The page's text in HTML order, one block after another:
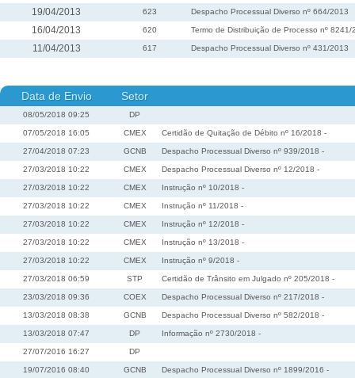
19/04/2013 623 Despacho Processual Diverso nº 664/2013
16/04/2013 620 Termo de Distribuição de Processo nº 8241/
11/04/2013 617 Despacho Processual Diverso nº 431/2013
Data de Envio Setor
08/05/2018 09:25 DP
07/05/2018 16:05 CMEX Certidão de Quitação de Débito nº 16/2018 -
27/04/2018 07:23 GCNB Despacho Processual Diverso nº 939/2018 -
27/03/2018 10:22 CMEX Despacho Processual Diverso nº 12/2018 -
27/03/2018 10:22 CMEX Instrução nº 10/2018 -
27/03/2018 10:22 CMEX Instrução nº 11/2018 -
27/03/2018 10:22 CMEX Instrução nº 12/2018 -
27/03/2018 10:22 CMEX Instrução nº 13/2018 -
27/03/2018 10:22 CMEX Instrução nº 9/2018 -
27/03/2018 06:59 STP Certidão de Trânsito em Julgado nº 205/2018 -
23/03/2018 09:36 COEX Despacho Processual Diverso nº 217/2018 -
13/03/2018 08:38 GCNB Despacho Processual Diverso nº 582/2018 -
13/03/2018 07:47 DP Informação nº 2730/2018 -
27/07/2016 16:27 DP
19/07/2016 08:40 GCNB Despacho Processual Diverso nº 1899/2016 -